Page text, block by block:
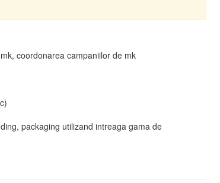
coordonarea campaniilor de mk
packaging utilizand intreaga gama de